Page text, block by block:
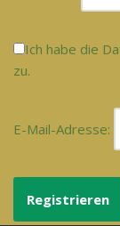
Ich habe die
zu.
E-Mail-Adresse: